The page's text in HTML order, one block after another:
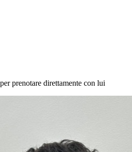
prenotare direttamente con lui